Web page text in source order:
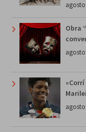
agosto
Obra
agosto
agosto